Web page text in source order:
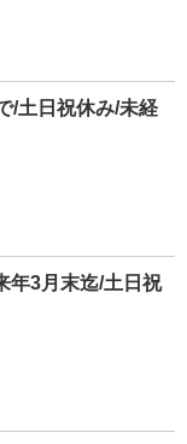
/土日祝休み/未経
年3月末迄/土日祝